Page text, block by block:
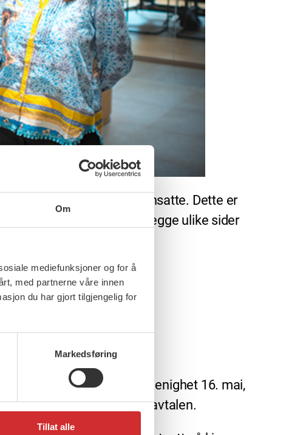
Om
mediefunksjoner og for å
med partnerne våre innen
du har gjort tilgjengelig for
Markedsføring
Tillat alle
for flere ansatte. Dette er
et partsarbeid for å kartlegge ulike sider
for dette, sier Lise
områder har frist for enighet 16. mai,
partene om A2-delen av avtalen.